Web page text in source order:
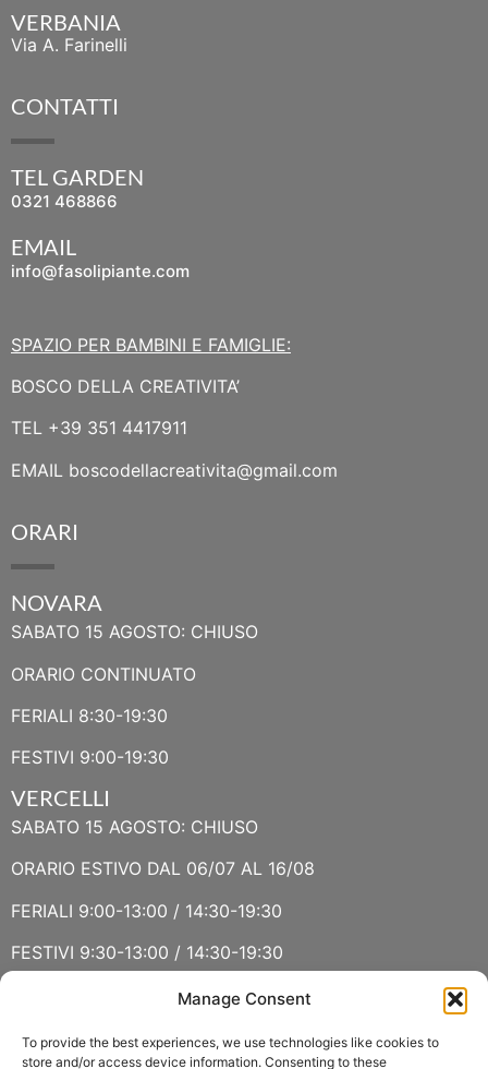
Manage Consent
To provide the best experiences, we use technologies like cookies to
store and/or access device information. Consenting to these
VERBANIA
Via A. Farinelli
CONTATTI
TEL GARDEN
0321 468866
EMAIL
info@fasolipiante.com
SPAZIO PER BAMBINI E FAMIGLIE:
BOSCO DELLA CREATIVITA’
TEL +39 351 4417911
EMAIL boscodellacreativita@gmail.com
ORARI
NOVARA
SABATO 15 AGOSTO: CHIUSO
ORARIO CONTINUATO
FERIALI 8:30-19:30
FESTIVI 9:00-19:30
VERCELLI
SABATO 15 AGOSTO: CHIUSO
ORARIO ESTIVO DAL 06/07 AL 16/08
FERIALI 9:00-13:00 / 14:30-19:30
FESTIVI 9:30-13:00 / 14:30-19:30
SABATO 15 AGOSTO E DOMENICA 16 AGOSTO: CHIUSO